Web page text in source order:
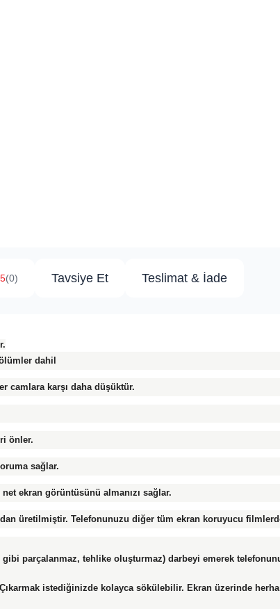
5(0) Tavsiye Et Teslimat & İade
dahil
camlara karşı daha düşüktür.
önler.
sağlar.
ekran görüntüsünü almanızı sağlar.
üretilmiştir. Telefonunuzu diğer tüm ekran koruyucu
parçalanmaz, tehlike oluşturmaz) darbeyi emerek
istediğinizde kolayca sökülebilir. Ekran üzerinde